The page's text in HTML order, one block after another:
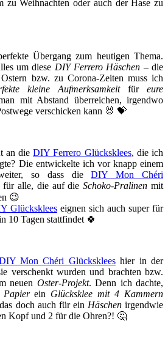
zu Weihnachten oder auch der Hase zu
Übergang zum heutigen Thema.
um diese DIY Ferrero Häschen – die
bzw. zu Corona-Zeiten muss ich
kleine Aufmerksamkeitfür eure
mit Abstand überreichen, irgendwo
verschicken kann 🐰 💝
an dieDIY Ferrero Glücksklees, die ich
Die entwickelte ich vor knapp einem
so dass dieDIY Mon Chéri
für alle, die auf dieSchoko-Pralinen mit
😉
Glücksklees eignen sich auch super für
10 Tagen stattfindet 🍀
Mon Chéri Glückskleeshier in der
verschenkt wurden und brachten bzw.
neuen Oster-Projekt. Denn ich dachte,
Papierein Glücksklee mit 4 Kammern
doch auch für ein Häschenirgendwie
Kopf und 2 für die Ohren?! 🤔